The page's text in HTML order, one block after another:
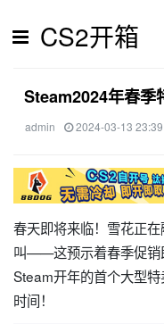
CS2开箱
Steam2024年春季
admin 2024-03-13 23:39
春天即将来临！雪花正
叫——这预示着春季促销
Steam开年的首个大型
时间！